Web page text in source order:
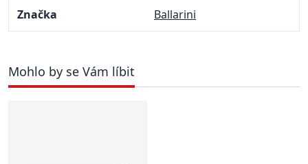
Značka Ballarini
Mohlo by se Vám líbit